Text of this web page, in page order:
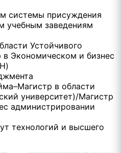
системы присуждения
учебным заведениям
Устойчивого
в Экономическом и бизнес
в области
университет)/Магистр
администрировании
технологий и высшего